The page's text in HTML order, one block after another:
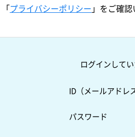
「プライバシーポリシー 」をご確
ログインして
ID（メールアドレス
パスワード